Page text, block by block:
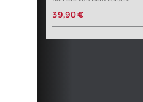
39,90 €